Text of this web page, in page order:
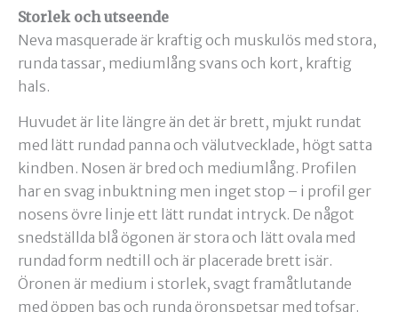
Storlek och utseende
Neva masquerade är kraftig och muskulös med stora,
runda tassar, mediumlång svans och kort, kraftig
hals.
Huvudet är lite längre än det är brett, mjukt rundat
med lätt rundad panna och välutvecklade, högt satta
kindben. Nosen är bred och mediumlång. Profilen
har en svag inbuktning men inget stop – i profil ger
nosens övre linje ett lätt rundat intryck. De något
snedställda blå ögonen är stora och lätt ovala med
rundad form nedtill och är placerade brett isär.
Öronen är medium i storlek, svagt framåtlutande
med öppen bas och runda öronspetsar med tofsar.